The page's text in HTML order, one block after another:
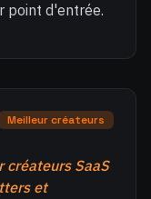
point d'entrée.
Meilleur créateurs
créateurs SaaS
et